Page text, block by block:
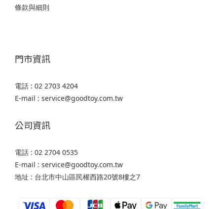
條款與細則
門市資訊
電話 : 02 2703 4204
E-mail : service@goodtoy.com.tw
公司資訊
電話 : 02 2704 0535
E-mail : service@goodtoy.com.tw
地址 : 台北市中山區民權西路20號8樓之7